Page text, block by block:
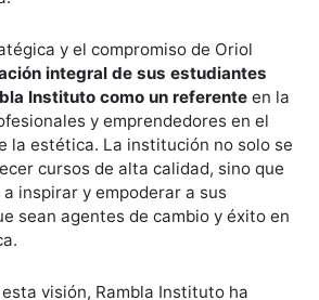
y el compromiso de Oriol
integral de sus estudiantes
Instituto como un referente en la
y emprendedores en el
la estética. La institución no solo se
cursos de alta calidad, sino que
inspirar y empoderar a sus
sean agentes de cambio y éxito en
visión, Rambla Instituto ha